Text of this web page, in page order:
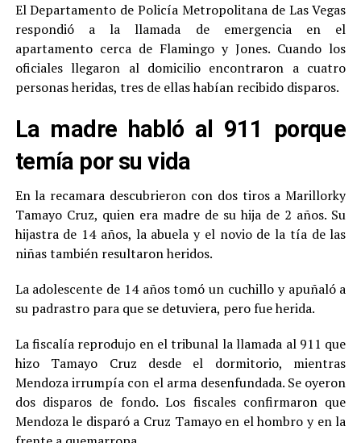
El Departamento de Policía Metropolitana de Las Vegas
respondió a la llamada de emergencia en el
apartamento cerca de Flamingo y Jones. Cuando los
oficiales llegaron al domicilio encontraron a cuatro
personas heridas, tres de ellas habían recibido disparos.
La madre habló al 911 porque
temía por su vida
En la recamara descubrieron con dos tiros a Marillorky
Tamayo Cruz, quien era madre de su hija de 2 años. Su
hijastra de 14 años, la abuela y el novio de la tía de las
niñas también resultaron heridos.
La adolescente de 14 años tomó un cuchillo y apuñaló a
su padrastro para que se detuviera, pero fue herida.
La fiscalía reprodujo en el tribunal la llamada al 911 que
hizo Tamayo Cruz desde el dormitorio, mientras
Mendoza irrumpía con el arma desenfundada. Se oyeron
dos disparos de fondo. Los fiscales confirmaron que
Mendoza le disparó a Cruz Tamayo en el hombro y en la